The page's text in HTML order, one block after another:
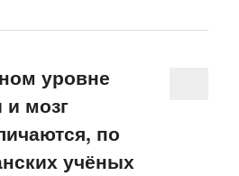
уровне
мозг
по
учёных